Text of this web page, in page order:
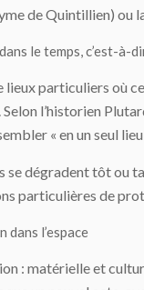
de Quintillien) ou
dans le temps, c’est-à-
lieux particuliers où
Selon l’historien
« en un seul
dégradent tôt ou
particulières de
dans l’espace
: matérielle et